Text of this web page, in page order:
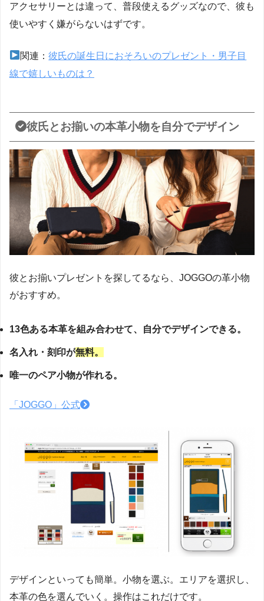
アクセサリーとは違って、普段使えるグッズなので、彼も
使いやすく嫌がらないはずです。
関連：彼氏の誕生日におそろいのプレゼント・男子目
線で嬉しいものは？
彼氏とお揃いの本革小物を自分でデザイン
彼とお揃いプレゼントを探してるなら、JOGGOの革小物
がおすすめ。
13色ある本革を組み合わせて、自分でデザインできる。
名入れ・刻印が無料。
唯一のペア小物が作れる。
「JOGGO」公式
デザインといっても簡単。小物を選ぶ。エリアを選択し、
本革の色を選んでいく。操作はこれだけです。